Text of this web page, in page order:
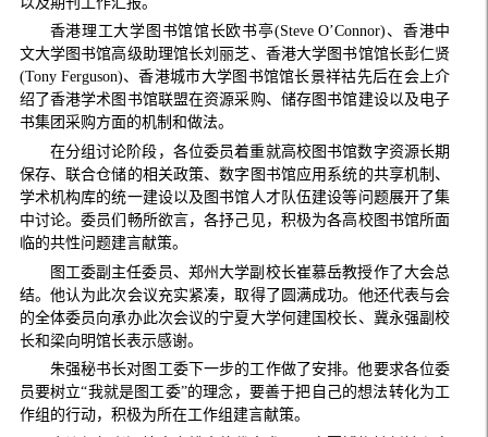
香港理工大学图书馆馆长欧书亭(Steve O’Connor)、香港中
文大学图书馆高级助理馆长刘丽芝、香港大学图书馆馆长彭仁贤
(Tony Ferguson)、香港城市大学图书馆馆长景祥祜先后在会上介
绍了香港学术图书馆联盟在资源采购、储存图书馆建设以及电子
书集团采购方面的机制和做法。
在分组讨论阶段，各位委员着重就高校图书馆数字资源长期
保存、联合仓储的相关政策、数字图书馆应用系统的共享机制、
学术机构库的统一建设以及图书馆人才队伍建设等问题展开了集
中讨论。委员们畅所欲言，各抒己见，积极为各高校图书馆所面
临的共性问题建言献策。
图工委副主任委员、郑州大学副校长崔慕岳教授作了大会总
结。他认为此次会议充实紧凑，取得了圆满成功。他还代表与会
的全体委员向承办此次会议的宁夏大学何建国校长、冀永强副校
长和梁向明馆长表示感谢。
朱强秘书长对图工委下一步的工作做了安排。他要求各位委
员要树立“我就是图工委”的理念，要善于把自己的想法转化为工
作组的行动，积极为所在工作组建言献策。